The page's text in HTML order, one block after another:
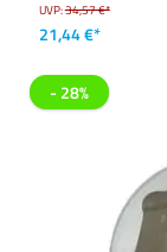
UVP:34,57 €*
21,44 €*
- 28%